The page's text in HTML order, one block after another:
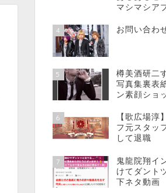
マシマシア
4 お問い合わ
5
樽美酒研二
写真集裏表
ン素顔ショ
6
【歌広場淳
フ元スタッ
して退職
7
鬼龍院翔イ
けてダント
下ネタ動画